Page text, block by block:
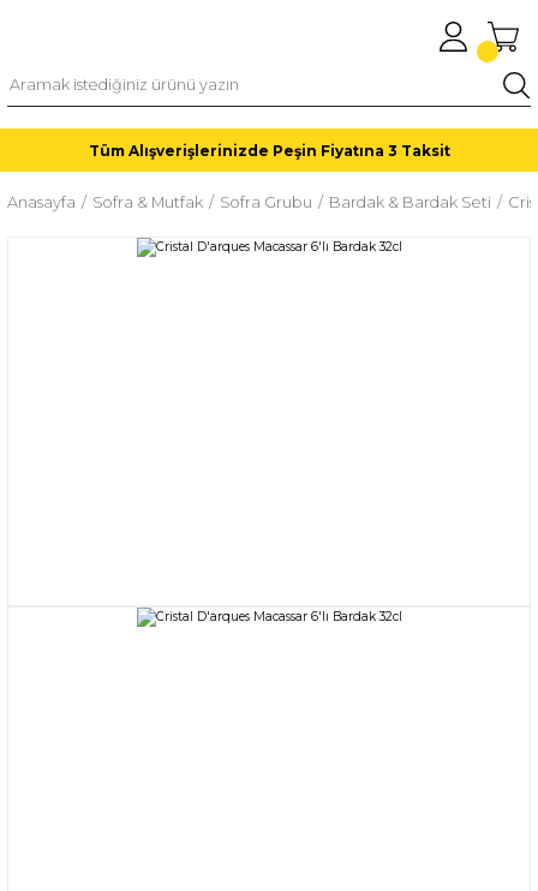
Tüm Alışverişlerinizde Peşin Fiyatına 3 Taksit
Anasayfa Sofra & Mutfak Sofra Grubu Bardak & Bardak Seti